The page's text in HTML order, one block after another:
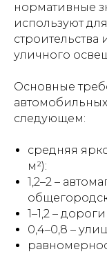
нормативные
используют
строительства
уличного
Основные
следующем:
средняя
м²):
1,2–2 –
1–1,2 –
0,4–0,8 –